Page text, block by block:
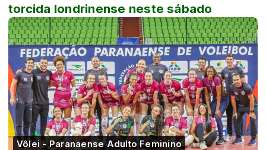
torcida londrinense neste sábado
Vôlei - Paranaense Adulto Feminino